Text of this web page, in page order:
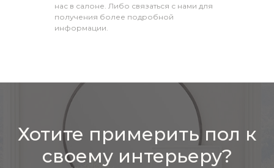
нас в салоне. Либо связаться с нами для
получения более подробной
информации.
Хотите примерить пол к
своему интерьеру?